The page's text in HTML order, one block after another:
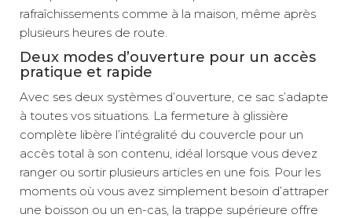
rafraîchissements comme à la maison, même après
plusieurs heures de route.
Deux modes d’ouverture pour un accès
pratique et rapide
Avec ses deux systèmes d’ouverture, ce sac s’adapte
à toutes vos situations. La fermeture à glissière
complète libère l’intégralité du couvercle pour un
accès total à son contenu, idéal lorsque vous devez
ranger ou sortir plusieurs articles en une fois. Pour les
moments où vous avez simplement besoin d’attraper
une boisson ou un en-cas, la trappe supérieure offre